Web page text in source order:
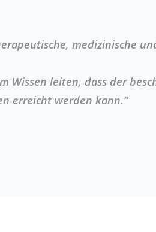
medizinische
Wissen leiten, dass der
erreicht werden kann.“